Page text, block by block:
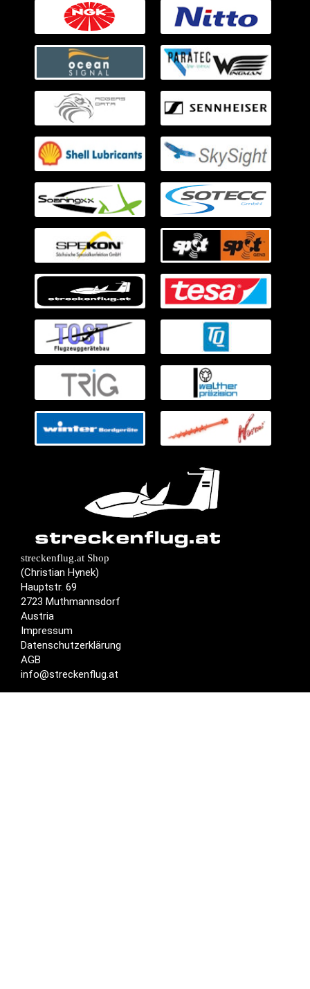
streckenflug.at Shop
(Christian Hynek)
Hauptstr. 69
2723 Muthmannsdorf
Austria
Impressum
Datenschutzerklärung
AGB
info@streckenflug.at